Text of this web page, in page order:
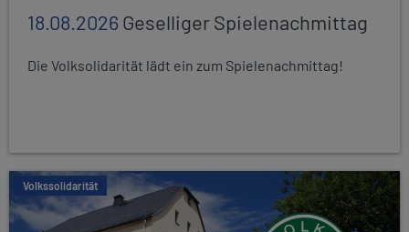
18.08.2026Geselliger Spielenachmittag
Die Volksolidarität lädt ein zum Spielenachmittag!
Volkssolidarität